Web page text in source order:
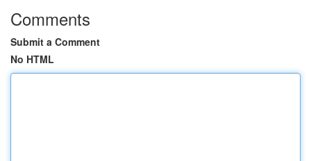
Comments
Submit a Comment
No HTML